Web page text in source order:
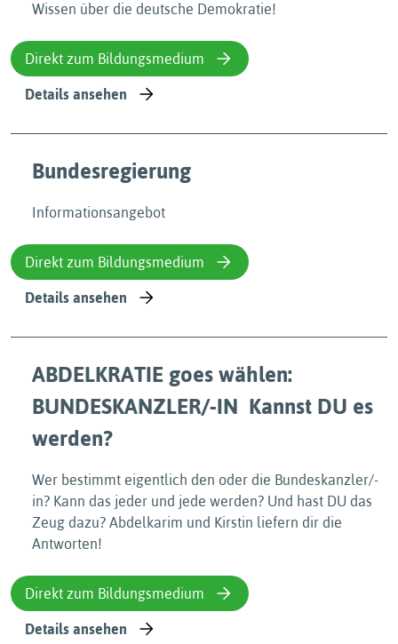
Wissen über die deutsche Demokratie!
Direkt zum Bildungsmedium
Details ansehen
Bundesregierung
Informationsangebot
Direkt zum Bildungsmedium
Details ansehen
ABDELKRATIE goes wählen:
BUNDESKANZLER/-IN  Kannst DU es
werden?
Wer bestimmt eigentlich den oder die Bundeskanzler/-
in? Kann das jeder und jede werden? Und hast DU das
Zeug dazu? Abdelkarim und Kirstin liefern dir die
Antworten!
Direkt zum Bildungsmedium
Details ansehen